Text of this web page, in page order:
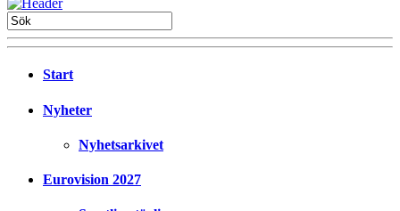
Start
Nyheter
Nyhetsarkivet
Eurovision 2027